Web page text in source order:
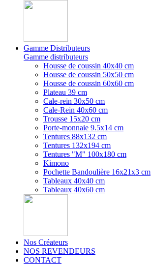
Gamme Distributeurs
Gamme distributeurs
Housse de coussin 40x40 cm
Housse de coussin 50x50 cm
Housse de coussin 60x60 cm
Plateau 39 cm
Cale-rein 30x50 cm
Cale-Rein 40x60 cm
Trousse 15x20 cm
Porte-monnaie 9.5x14 cm
Tentures 88x132 cm
Tentures 132x194 cm
Tentures "M" 100x180 cm
Kimono
Pochette Bandoulière 16x21x3 cm
Tableaux 40x40 cm
Tableaux 40x60 cm
Nos Créateurs
NOS REVENDEURS
CONTACT